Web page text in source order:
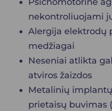
nekontroliuojami
Alergija elektrodų
medžiagai
Neseniai atlikta
atviros žaizdos
Metalinių
prietaisų buvimas